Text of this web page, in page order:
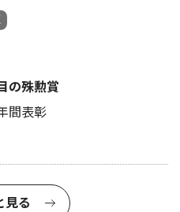
の殊勲賞
間表彰
見る